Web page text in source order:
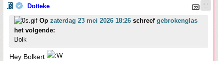
Dotteke
Op zaterdag 23 mei 2026 18:26 schreef gebrokenglas
het volgende:
Bolk
Hey Bolkert